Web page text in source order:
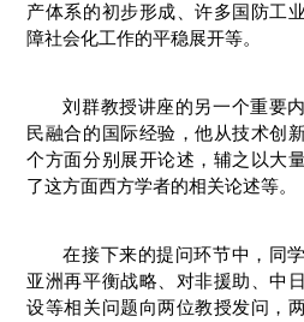
产体系的初步形成、许多国防工
障社会化工作的平稳展开等。
刘群教授讲座的另一个重要
民融合的国际经验，他从技术创
个方面分别展开论述，辅之以大
了这方面西方学者的相关论述等。
在接下来的提问环节中，同
亚洲再平衡战略、对非援助、中
设等相关问题向两位教授发问，